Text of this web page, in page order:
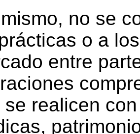
no se
o a
entre
se realicen